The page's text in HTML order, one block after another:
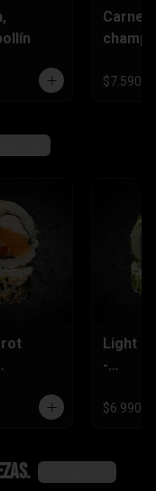
Carne,
$7.590
Light
-
,queso
$6.990